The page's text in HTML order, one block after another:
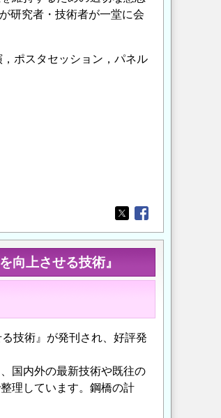
研究者・技術者が一堂に会
ポスタセッション，パネル
Opens in a new
Opens in a new
上させる技術』
技術』が発刊され、好評発
国内外の最新技術や既往の
理しています。鋼橋の計